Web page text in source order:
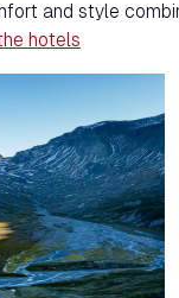
and style
hotels